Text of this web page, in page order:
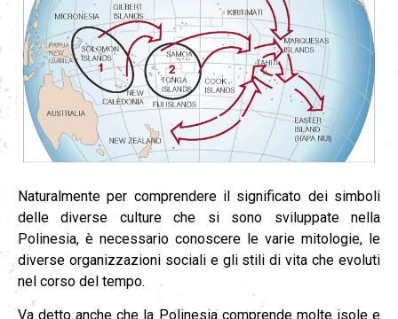
Naturalmente per comprendere il significato dei simboli
delle diverse culture che si sono sviluppate nella
Polinesia, è necessario conoscere le varie mitologie, le
diverse organizzazioni sociali e gli stili di vita che evoluti
nel corso del tempo.
Va detto anche che la Polinesia comprende molte isole e